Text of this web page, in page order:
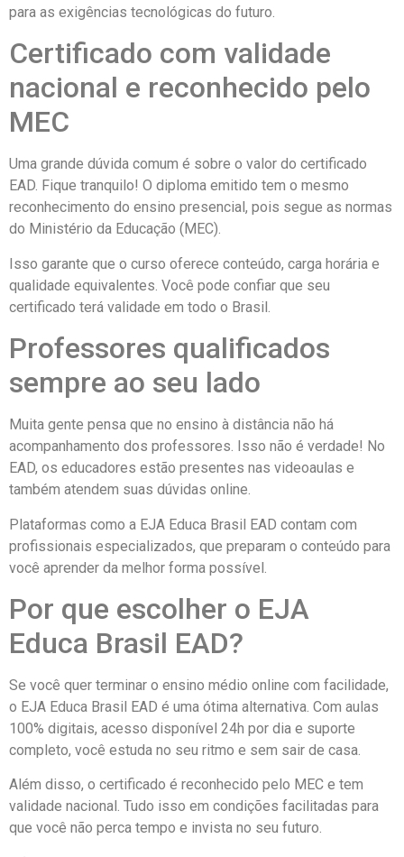
para as exigências tecnológicas do futuro.
Certificado com validade
nacional e reconhecido pelo
MEC
Uma grande dúvida comum é sobre o valor do certificado
EAD. Fique tranquilo! O diploma emitido tem o mesmo
reconhecimento do ensino presencial, pois segue as normas
do Ministério da Educação (MEC).
Isso garante que o curso oferece conteúdo, carga horária e
qualidade equivalentes. Você pode confiar que seu
certificado terá validade em todo o Brasil.
Professores qualificados
sempre ao seu lado
Muita gente pensa que no ensino à distância não há
acompanhamento dos professores. Isso não é verdade! No
EAD, os educadores estão presentes nas videoaulas e
também atendem suas dúvidas online.
Plataformas como a EJA Educa Brasil EAD contam com
profissionais especializados, que preparam o conteúdo para
você aprender da melhor forma possível.
Por que escolher o EJA
Educa Brasil EAD?
Se você quer terminar o ensino médio online com facilidade,
o EJA Educa Brasil EAD é uma ótima alternativa. Com aulas
100% digitais, acesso disponível 24h por dia e suporte
completo, você estuda no seu ritmo e sem sair de casa.
Além disso, o certificado é reconhecido pelo MEC e tem
validade nacional. Tudo isso em condições facilitadas para
que você não perca tempo e invista no seu futuro.